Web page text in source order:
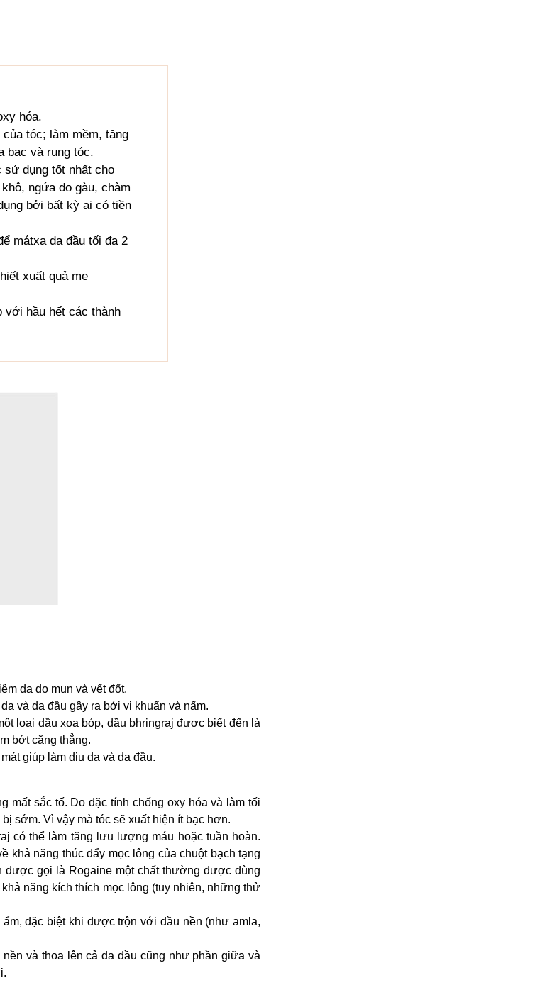
hóa.
tóc; làm mềm, tăng
bạc và rụng tóc.
dụng tốt nhất cho
ngứa do gàu, chàm
bởi bất kỳ ai có tiền
mátxa da đầu tối đa 2
xuất quả me
với hầu hết các thành
da do mụn và vết đốt.
và da đầu gây ra bởi vi khuẩn và nấm.
loại dầu xoa bóp, dầu bhringraj được biết đến là
bớt căng thẳng.
giúp làm dịu da và da đầu.
sắc tố. Do đặc tính chống oxy hóa và làm tối
sớm. Vì vậy mà tóc sẽ xuất hiện ít bạc hơn.
có thể làm tăng lưu lượng máu hoặc tuần hoàn.
khả năng thúc đẩy mọc lông của chuột bạch tạng
gọi là Rogaine một chất thường được dùng
năng kích thích mọc lông (tuy nhiên, những thử
đặc biệt khi được trộn với dầu nền (như amla,
và thoa lên cả da đầu cũng như phần giữa và